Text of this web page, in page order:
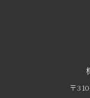
京成友
京成ポ
〒